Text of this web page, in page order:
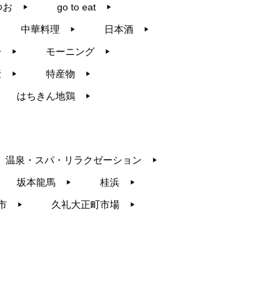
お ▶︎ go to eat ▶︎
中華料理 ▶︎ 日本酒 ▶︎
▶︎ モーニング ▶︎
▶︎ 特産物 ▶︎
はちきん地鶏 ▶︎
温泉・スパ・リラクゼーション ▶︎
坂本龍馬 ▶︎ 桂浜 ▶︎
▶︎ 久礼大正町市場 ▶︎